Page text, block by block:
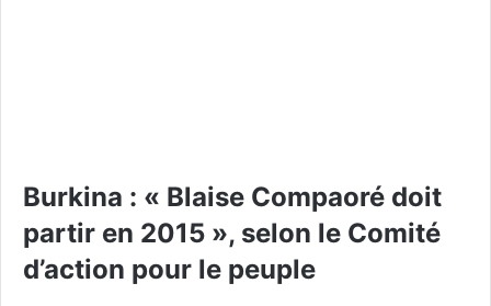
Burkina : « Blaise Compaoré doit
partir en 2015 », selon le Comité
d’action pour le peuple